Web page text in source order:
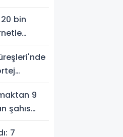
bin
9
şahıs
7